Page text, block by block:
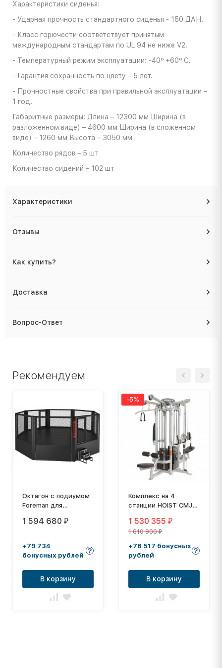
Характеристики сиденья:
- Ударная прочность стандартного сиденья - 150 ДАН.
- Класс горючести соответствует принятым
международным стандартам по UL 94 не ниже V2.
- Температурный режим эксплуатации: -40º +60º С.
- Гарантия сохранность по цвету – 5 лет.
- Прочностные свойства при правильной эксплуатации –
1 год.
Габаритные размеры: Длина – 12300 мм Ширина (в
разложенном виде) – 4600 мм Ширина (в сложенном
виде) – 1260 мм Высота – 3050 мм
Количество рядов – 5 шт
Количество сидений – 102 шт
Характеристики
Отзывы
Как купить?
Доставка
Вопрос-Ответ
Рекомендуем
Октагон с подиумом
Foreman для
единоборств ММА
1 594 680 ₽
+79 734
бонусных рублей
В корзину
-5%
Комплекс на 4
станции HOIST CMJ-
1 530 355 ₽
1 610 900₽
+76 517 бонусных
рублей
В корзину